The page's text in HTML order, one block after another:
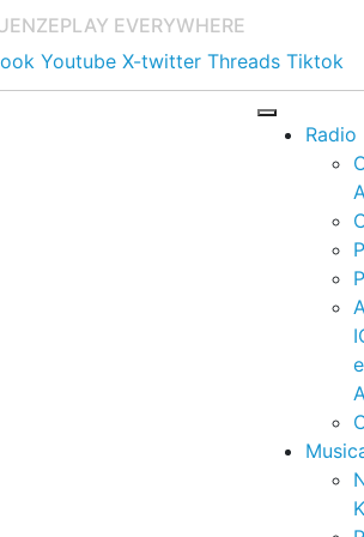
PLAY EVERYWHERE
Youtube X-twitter Threads Tiktok
Radio
e